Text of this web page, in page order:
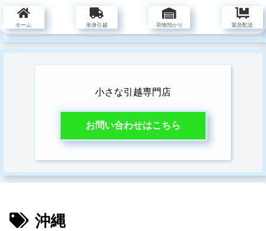
豊橋の単身引越なら愛知早川サービスへ
小さな引越専門店
お問い合わせはこちら
沖縄
ホーム 単身引越 荷物預かり 緊急配送